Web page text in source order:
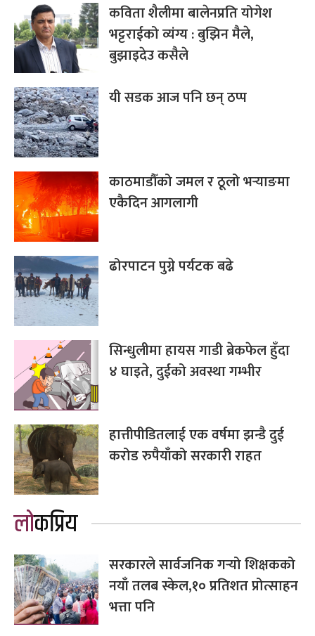
कविता शैलीमा बालेनप्रति योगेश
भट्टराईको व्यंग्य : बुझिन मैले,
बुझाइदेउ कसैले
यी सडक आज पनि छन् ठप्प
काठमाडौँको जमल र ठूलो भर्‍याङमा
एकैदिन आगलागी
ढोरपाटन पुग्ने पर्यटक बढे
सिन्धुलीमा हायस गाडी ब्रेकफेल हुँदा
४ घाइते, दुईको अवस्था गम्भीर
हात्तीपीडितलाई एक वर्षमा झन्डै दुई
करोड रुपैयाँको सरकारी राहत
लोकप्रिय
सरकारले सार्वजनिक गर्‍यो शिक्षकको
नयाँ तलब स्केल,१० प्रतिशत प्रोत्साहन
भत्ता पनि